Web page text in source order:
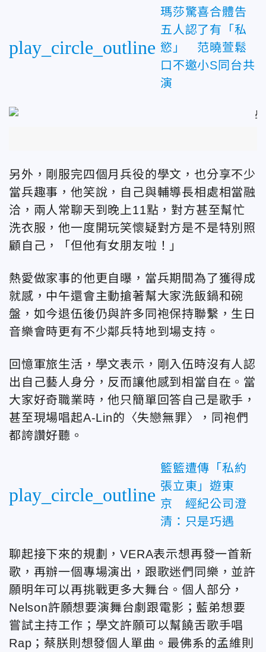
play_circle_outline
瑪莎驚喜合體告
五人認了有「私
慾」 范曉萱鬆
口不邀小S同台共
演
另外，剛服完四個月兵役的學文，也分享不少
當兵趣事，他笑說，自己與輔導長相處相當融
洽，兩人常聊天到晚上11點，對方甚至幫忙
洗衣服，他一度開玩笑懷疑對方是不是特別照
顧自己，「但他有女朋友啦！」
熱愛做家事的他更自曝，當兵期間為了獲得成
就感，中午還會主動搶著幫大家洗飯鍋和碗
盤，如今退伍後仍與許多同袍保持聯繫，生日
音樂會時更有不少鄰兵特地到場支持。
回憶軍旅生活，學文表示，剛入伍時沒有人認
出自己藝人身分，反而讓他感到相當自在。當
大家好奇職業時，他只簡單回答自己是歌手，
甚至現場唱起A-Lin的〈失戀無罪〉，同袍們
都誇讚好聽。
play_circle_outline
籃籃遭傳「私約
張立東」遊東
京 經紀公司澄
清：只是巧遇
聊起接下來的規劃，VERA表示想再發一首新
歌，再辦一個專場演出，跟歌迷們同樂，並許
願明年可以再挑戰更多大舞台。個人部分，
Nelson許願想要演舞台劇跟電影；藍弟想要
嘗試主持工作；學文許願可以幫饒舌歌手唱
Rap ；蔡朕則想發個人單曲。最佛系的孟維則